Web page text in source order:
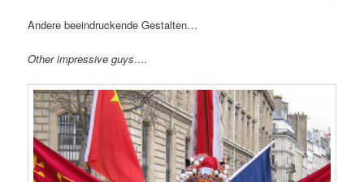
Andere beeindruckende Gestalten…
Other impressive guys….